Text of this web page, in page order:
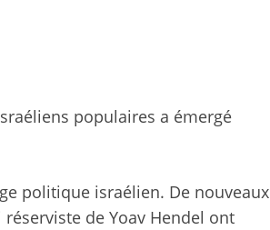
populaires a émergé
politique israélien. De nouveaux
de Yoav Hendel ont